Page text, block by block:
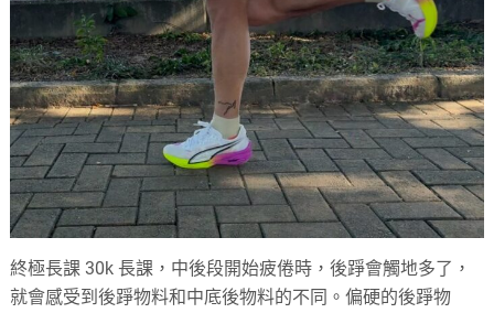
終極長課 30k 長課，中後段開始疲倦時，後踭會觸地多了，
就會感受到後踭物料和中底後物料的不同。偏硬的後踭物